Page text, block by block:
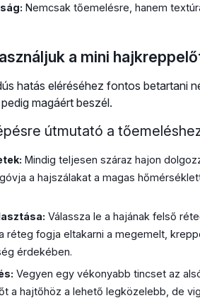
Nemcsak tőemelésre, hanem
a mini
hatás eléréséhez fontos betartani
magáért beszél.
útmutató a
Mindig teljesen száraz hajon
a hajszálakat a magas
Válassza le a hajának felső
réteg fogja eltakarni a megemelt,
érdekében.
Vegyen egy vékonyabb tincset az
a hajtőhöz a lehető legközelebb, de